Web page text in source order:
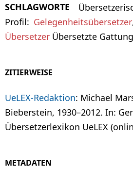
SCHLAGWORTE
Profil
Gelegenheitsübersetzer
Übersetzer Übersetzte
ZITIERWEISE
UeLEX-Redaktion: Michael
Bieberstein, 1930–2012. In:
Übersetzerlexikon UeLEX
METADATEN